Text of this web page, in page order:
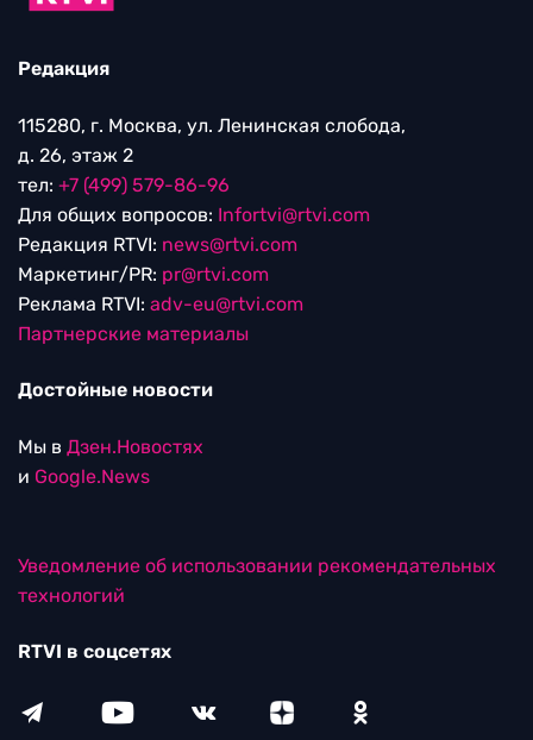
Редакция
115280, г. Москва, ул. Ленинская слобода,
д. 26, этаж 2
тел: +7 (499) 579-86-96
Для общих вопросов: Infortvi@rtvi.com
Редакция RTVI: news@rtvi.com
Маркетинг/PR: pr@rtvi.com
Реклама RTVI: adv-eu@rtvi.com
Партнерские материалы
Достойные новости
Мы в Дзен.Новостях
и Google.News
Уведомление об использовании рекомендательных
технологий
RTVI в соцсетях